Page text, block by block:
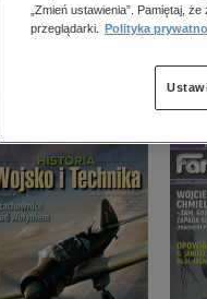
historia
zdrowie
religie
„Zmień ustawienia”. Pamiętaj,
przeglądarki.
Polityka